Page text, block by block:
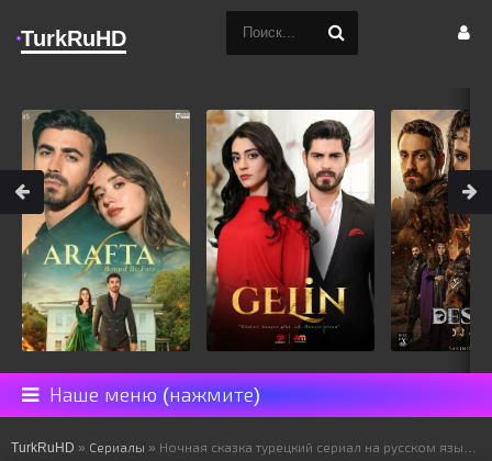
Наше меню (нажмите)
TurkRuHD » Сериалы » Ночная сказка турецкий сериал на русском языке все серии смотреть онлайн бесплатно подряд
TurkRuHD